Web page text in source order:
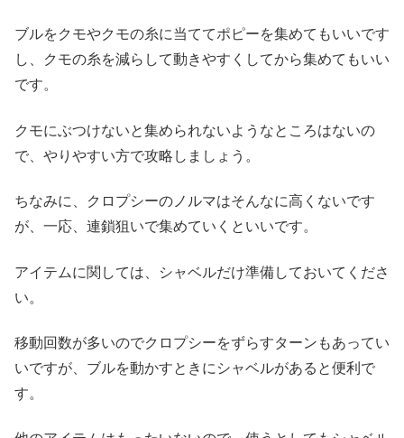
ブルをクモやクモの糸に当ててポピーを集めてもいいです
し、クモの糸を減らして動きやすくしてから集めてもいい
です。
クモにぶつけないと集められないようなところはないの
で、やりやすい方で攻略しましょう。
ちなみに、クロプシーのノルマはそんなに高くないです
が、一応、連鎖狙いで集めていくといいです。
アイテムに関しては、シャベルだけ準備しておいてくださ
い。
移動回数が多いのでクロプシーをずらすターンもあってい
いですが、ブルを動かすときにシャベルがあると便利で
す。